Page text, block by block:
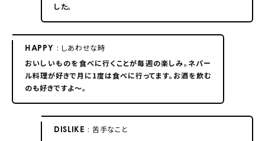
した。
HAPPY : しあわせな時
おいしいものを食べに行くことが毎週の楽しみ。ネパー
ル料理が好きで月に1度は食べに行ってます。お酒を飲む
のも好きですよ〜。
DISLIKE : 苦手なこと